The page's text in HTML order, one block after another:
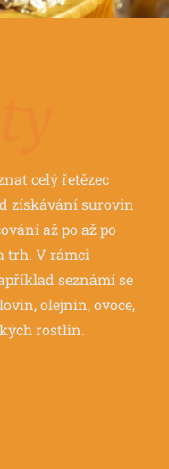
celý řetězec
získávání surovin
až po až po
trh. V rámci
seznámí se
olejnin, ovoce,
rostlin.